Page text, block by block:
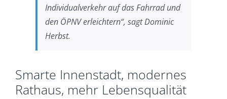
Individualverkehr auf das Fahrrad und
den ÖPNV erleichtern“, sagt Dominic
Herbst.
Smarte Innenstadt, modernes
Rathaus, mehr Lebensqualität